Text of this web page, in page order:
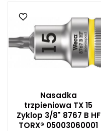
Nasadka
trzpieniowa TX 15
Zyklop 3/8" 8767 B HF
TORX® 05003060001